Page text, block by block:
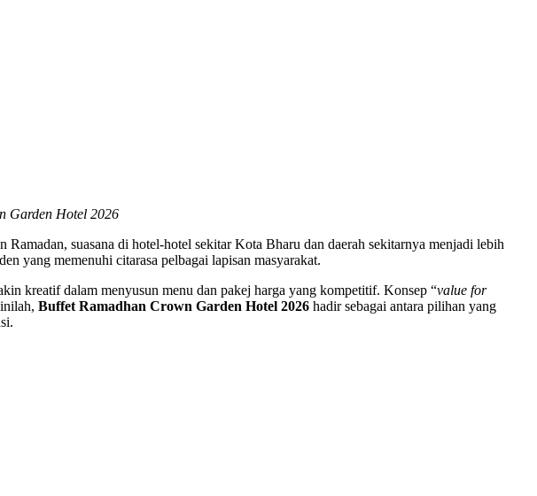
Garden Hotel 2026
suasana di hotel-hotel sekitar Kota Bharu dan daerah sekitarnya menjadi lebih
yang memenuhi citarasa pelbagai lapisan masyarakat.
kreatif dalam menyusun menu dan pakej harga yang kompetitif. Konsep “value for
Buffet Ramadhan Crown Garden Hotel 2026 hadir sebagai antara pilihan yang